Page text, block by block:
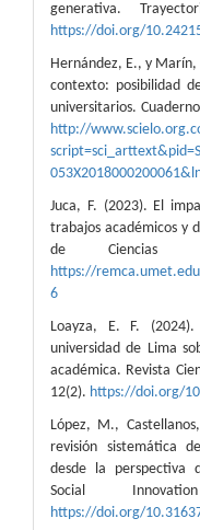
generativa.
https://doi.org/
Hernández, E., y
contexto: posibilidad
universitarios.
http://
Juca, F. (2023). El
trabajos académicos y
de Ciencias
https://
6
Loayza, E. F.
universidad de Lima
académica. Revista
12(2). https://doi.org/
López, M.,
revisión sistemática
desde la perspectiva
Social
https://doi.org/